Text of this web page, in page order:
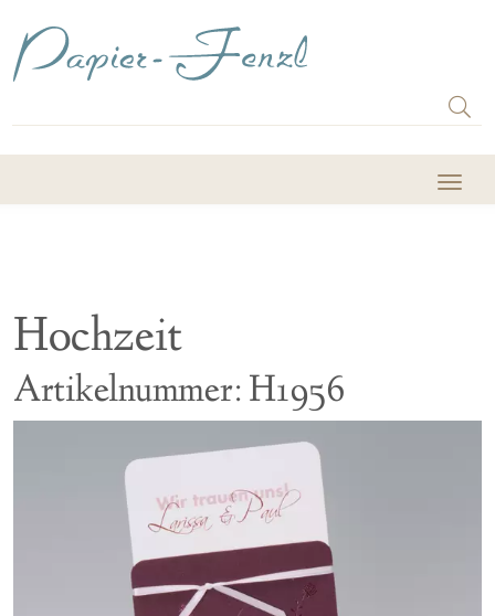
Hochzeit
Artikelnummer: H1956